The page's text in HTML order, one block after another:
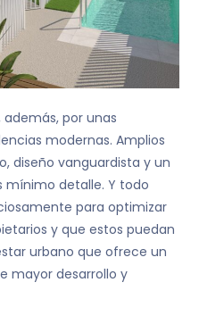
por unas
modernas. Amplios
diseño vanguardista y un
mínimo detalle. Y todo
para optimizar
y que estos puedan
urbano que ofrece un
mayor desarrollo y